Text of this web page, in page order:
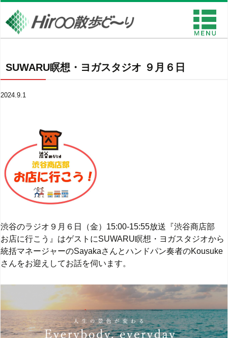
SUWARU瞑想・ヨガスタジオ ９月６日
2024.9.1
渋谷のラジオ９月６日（金）15:00-15:55放送『渋谷商店部
お店に行こう』はゲストにSUWARU瞑想・ヨガスタジオから
統括マネージャーのSayakaさんとハンドパン奏者のKousuke
さんをお迎えしてお話を伺います。